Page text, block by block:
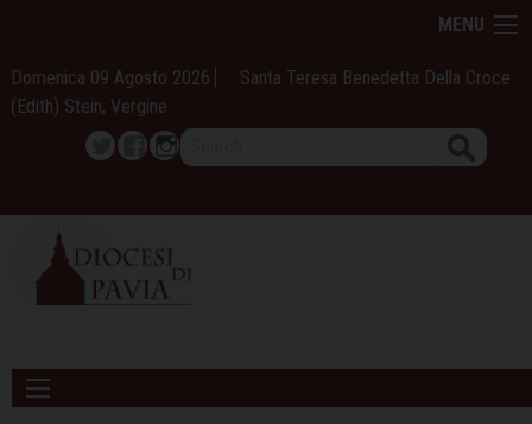
content
MENU
Domenica 09 Agosto 2026
Santa Teresa Benedetta Della Croce
(Edith) Stein, Vergine
TwitterFacebook
Instagram